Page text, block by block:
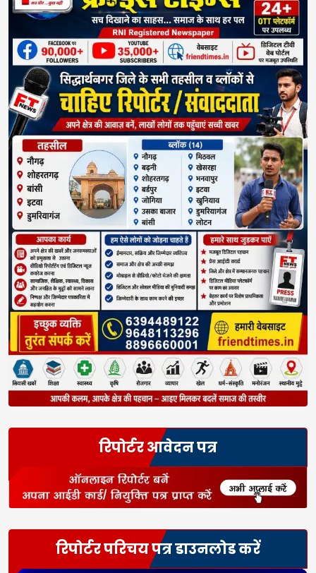
रिपोर्टर आवेदन पत्र
रिपोर्टर परिचय पत्र डाउनलोड करें